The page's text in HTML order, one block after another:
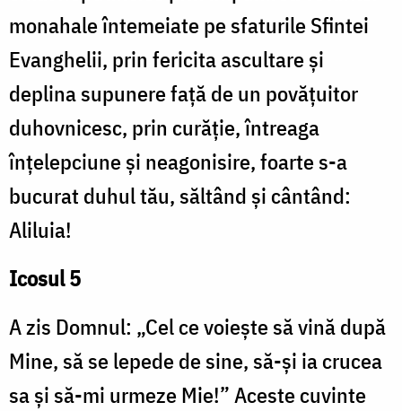
monahale întemeiate pe sfaturile Sfintei
Evanghelii, prin fericita ascultare și
deplina supunere față de un povățuitor
duhovnicesc, prin curăție, întreaga
înțelepciune și neagonisire, foarte s-a
bucurat duhul tău, săltând și cântând:
Aliluia!
Icosul 5
A zis Domnul: „Cel ce voiește să vină după
Mine, să se lepede de sine, să-și ia crucea
sa și să-mi urmeze Mie!” Aceste cuvinte